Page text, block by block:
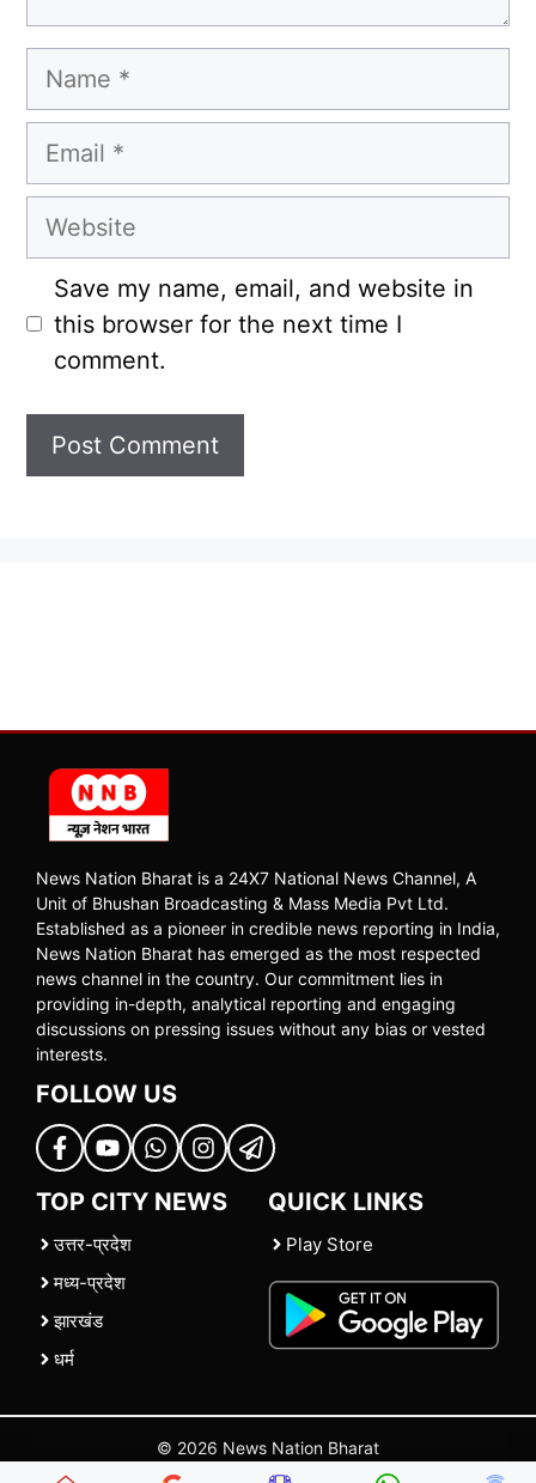
Name
Email
Website
Save my name, email, and website in
this browser for the next time I
comment.
News Nation Bharat is a 24X7 National News Channel, A
Unit of Bhushan Broadcasting & Mass Media Pvt Ltd.
Established as a pioneer in credible news reporting in India,
News Nation Bharat has emerged as the most respected
news channel in the country. Our commitment lies in
providing in-depth, analytical reporting and engaging
discussions on pressing issues without any bias or vested
interests.
FOLLOW US
TOP CITY NEWS
उत्तर-प्रदेश
मध्य-प्रदेश
झारखंड
धर्म
QUICK LINKS
Play Store
© 2026 News Nation Bharat
| |Contact Us |Policies Terms and Conditions